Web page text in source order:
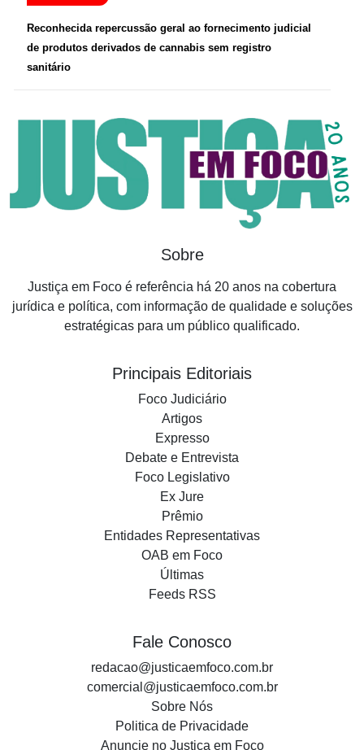
Reconhecida repercussão geral ao fornecimento judicial
de produtos derivados de cannabis sem registro
sanitário
Sobre
Justiça em Foco é referência há 20 anos na cobertura
jurídica e política, com informação de qualidade e soluções
estratégicas para um público qualificado.
Principais Editoriais
Foco Judiciário
Artigos
Expresso
Debate e Entrevista
Foco Legislativo
Ex Jure
Prêmio
Entidades Representativas
OAB em Foco
Últimas
Feeds RSS
Fale Conosco
redacao@justicaemfoco.com.br
comercial@justicaemfoco.com.br
Sobre Nós
Politica de Privacidade
Anuncie no Justiça em Foco